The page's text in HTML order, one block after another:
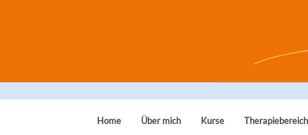
Home Über mich Kurse